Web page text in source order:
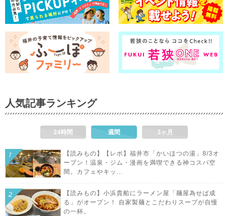
人気記事ランキング
24時間 週間 3ヶ月
【読みもの】【レポ】福井市「かいほつの湯」8/3オ
ープン！温泉・ジム・漫画を満喫できる神コスパ空
間。カフェやキッ...
【読みもの】小浜貴船にラーメン屋「麺屋為せば成
る」がオープン！ 自家製麺とこだわりスープが自慢
の一杯。